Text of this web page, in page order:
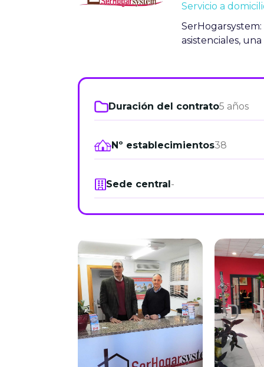
Gimnasios
Madrid
08 de
Municipal
Servicio a
asistenciales,
Duración del contrato5 años
Nº establecimientos38
Sede central-